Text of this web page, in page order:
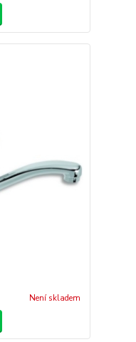
Není skladem